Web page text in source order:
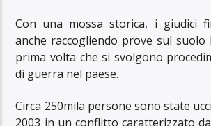
Con una mossa storica, i giudici
anche raccogliendo prove sul
prima volta che si svolgono
di guerra nel paese.
Circa 250mila persone sono state
2003 in un conflitto caratterizzato